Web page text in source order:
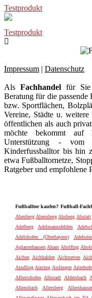
Testprodukt
Testprodukt
Impressum | Datenschutz
AlsFachhandel für Sie
Beratung für die
bzw. Sportflächen,
Vereine, Städte u.
öffentlichen als auch
möchte bekommt auf
Unterstützung - vom
Kinderfussballtor bis hin
etwa Fußballtornetze,
Ratgeber und empfohlene
Fußballtor kaufen? Fußball-
Abenberg Abensberg Absberg Abstatt
Adelberg
Adelmannsfelden
Adelshofen (Oberbayern)
Aglasterhausen Aham Aholfing
Aichen Aichhalden Aichstetten
Aindling Ainring Aislingen
Albertshofen Albstadt Aldersbach
Allensbach
Allersberg